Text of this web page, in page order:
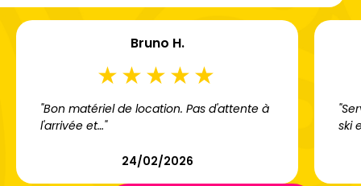
Bruno H.
"Bon matériel de location. Pas d'attente à
l'arrivée et…"
24/02/2026
ski